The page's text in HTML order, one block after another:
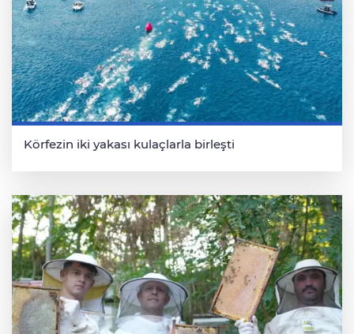
Körfezin iki yakası kulaçlarla birleşti